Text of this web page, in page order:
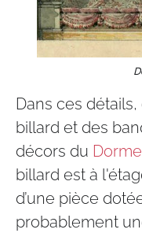
Dans ces
billard et des
décors du
billard est à
d’une pièce
probablement